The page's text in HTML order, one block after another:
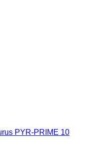
PYR-PRIME 10